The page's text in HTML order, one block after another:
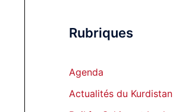
Rubriques
Agenda
Actualités du Kurdistan